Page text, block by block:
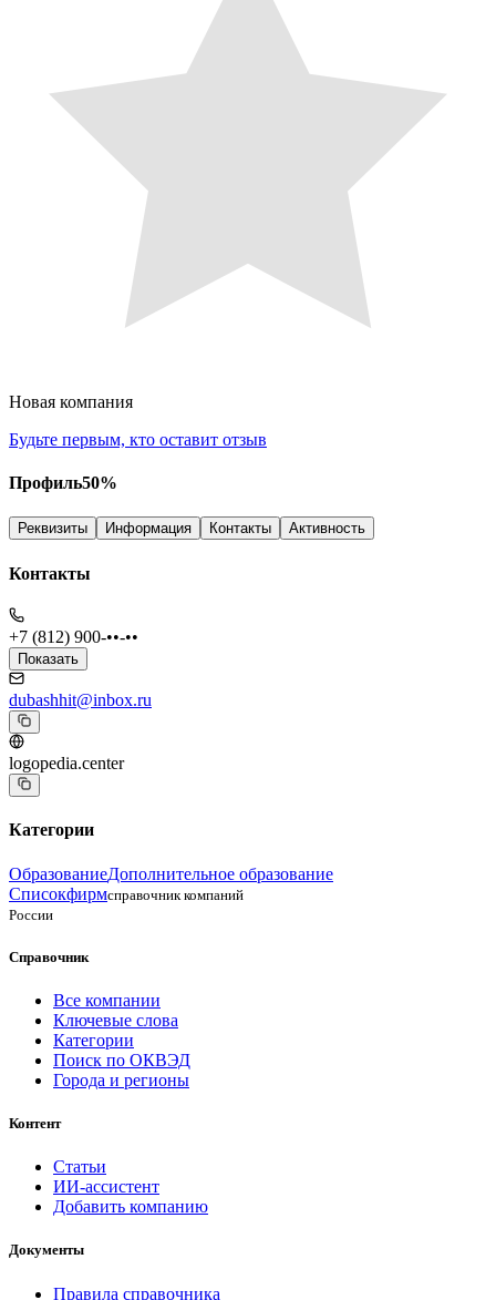
Новая компания
Будьте первым, кто оставит отзыв
Профиль50%
Реквизиты Информация Контакты Активность
Контакты
+7 (812) 900-••-••
Показать
dubashhit@inbox.ru
logopedia.center
Категории
ОбразованиеДополнительное образование
Списокфирмсправочник компаний
России
Справочник
Все компании
Ключевые слова
Категории
Поиск по ОКВЭД
Города и регионы
Контент
Статьи
ИИ-ассистент
Добавить компанию
Документы
Правила справочника